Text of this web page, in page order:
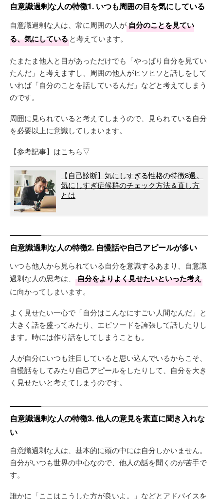
自意識過剰な人の特徴1. いつも周囲の目を気にしている
自意識過剰な人は、常に周囲の人が自分のことを見てい
る、気にしていると考えています。
たまたま他人と目があっただけでも「やっぱり自分を見てい
たんだ」と考えますし、周囲の他人がヒソヒソと話しをして
いれば「自分のことを話しているんだ」などと考えてしまう
のです。
周囲に見られていると考えてしまうので、見られている自分
を必要以上に意識してしまいます。
【参考記事】はこちら▽
【自己診断】気にしすぎる性格の特徴8選。
気にしすぎ症候群のチェック方法＆直し方
とは
自意識過剰な人の特徴2. 自慢話や自己アピールが多い
いつも他人から見られている自分を意識するあまり、自意識
過剰な人の思考は、
自分をよりよく見せたいといった考え
に向かってしまいます。
よく見せたい一心で「自分はこんなにすごい人間なんだ」と
大きく話を盛ってみたり、エピソードを誇張して話したりし
ます。時には作り話をしてしまうことも。
人が自分にいつも注目していると思い込んでいるからこそ、
自慢話をしてみたり自己アピールをしたりして、自分を大き
く見せたいと考えてしまうのです。
自意識過剰な人の特徴3. 他人の意見を素直に聞き入れな
い
自意識過剰な人は、基本的に頭の中には自分しかいません。
自分がいつも世界の中心なので、他人の話を聞くのが苦手で
す。
誰かに「ここはこうした方が良いよ。」などとアドバイスを